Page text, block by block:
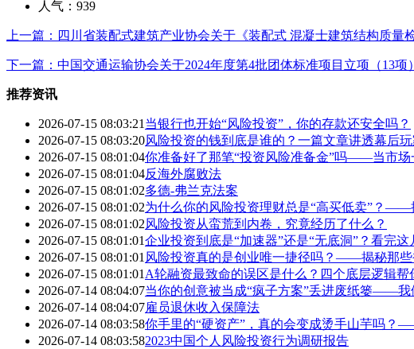
人气： 939
上一篇：四川省装配式建筑产业协会关于《装配式 混凝士建筑结构质
下一篇：中国交通运输协会关于2024年度第4批团体标准项目立项（13项
推荐资讯
2026-07-15 08:03:21 当银行也开始“风险投资”，你的存款还安全吗？
2026-07-15 08:03:20风险投资的钱到底是谁的？一篇文章讲透幕后玩
2026-07-15 08:01:04你准备好了那笔“投资风险准备金”吗——当市场
2026-07-15 08:01:04反海外腐败法
2026-07-15 08:01:02多德-弗兰克法案
2026-07-15 08:01:02为什么你的风险投资理财总是“高买低卖”？
2026-07-15 08:01:02风险投资从蛮荒到内卷，究竟经历了什么？
2026-07-15 08:01:01企业投资到底是“加速器”还是“无底洞”？看完
2026-07-15 08:01:01 风险投资真的是创业唯一捷径吗？——揭秘那
2026-07-15 08:01:01 A轮融资最致命的误区是什么？四个底层逻辑帮
2026-07-14 08:04:07当你的创意被当成“疯子方案”丢进废纸篓——我
2026-07-14 08:04:07雇员退休收入保障法
2026-07-14 08:03:58你手里的“硬资产”，真的会变成烫手山芋吗？
2026-07-14 08:03:582023中国个人风险投资行为调研报告